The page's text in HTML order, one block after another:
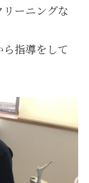
ーニングな
指導をして